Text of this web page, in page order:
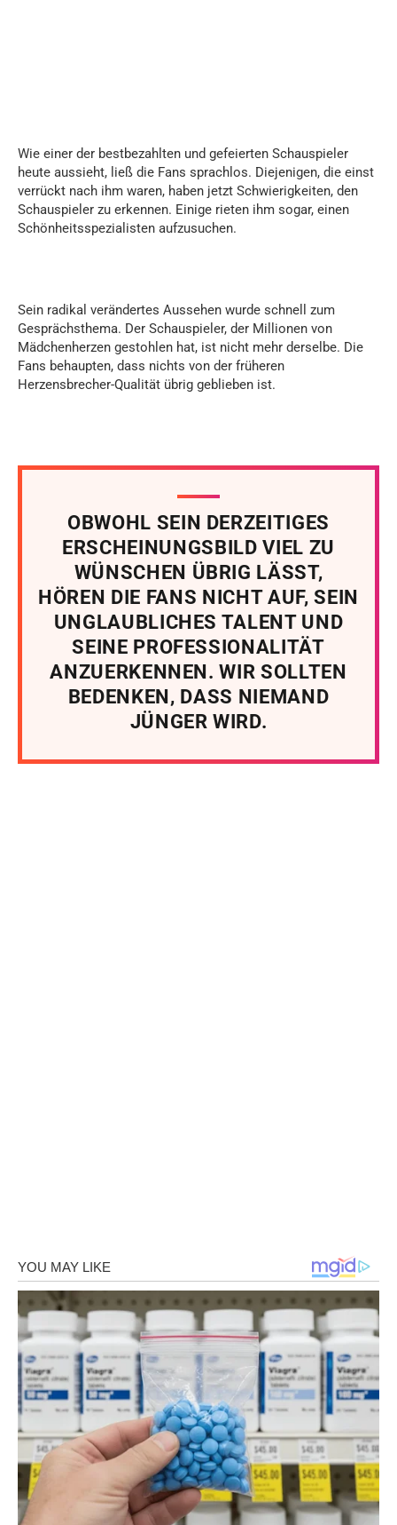
Wie einer der bestbezahlten und gefeierten Schauspieler
heute aussieht, ließ die Fans sprachlos. Diejenigen, die einst
verrückt nach ihm waren, haben jetzt Schwierigkeiten, den
Schauspieler zu erkennen. Einige rieten ihm sogar, einen
Schönheitsspezialisten aufzusuchen.
Sein radikal verändertes Aussehen wurde schnell zum
Gesprächsthema. Der Schauspieler, der Millionen von
Mädchenherzen gestohlen hat, ist nicht mehr derselbe. Die
Fans behaupten, dass nichts von der früheren
Herzensbrecher-Qualität übrig geblieben ist.
OBWOHL SEIN DERZEITIGES
ERSCHEINUNGSBILD VIEL ZU
WÜNSCHEN ÜBRIG LÄSST,
HÖREN DIE FANS NICHT AUF, SEIN
UNGLAUBLICHES TALENT UND
SEINE PROFESSIONALITÄT
ANZUERKENNEN. WIR SOLLTEN
BEDENKEN, DASS NIEMAND
JÜNGER WIRD.